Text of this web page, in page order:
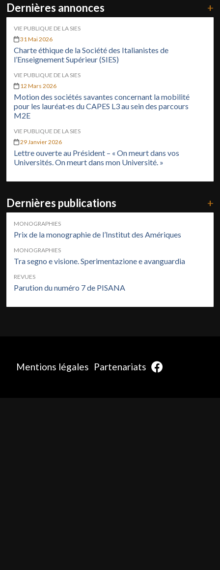
Dernières annonces +
VIE PUBLIQUE DE LA SIES
31 Mai 2026
Charte éthique de la Société des Italianistes de
l’Enseignement Supérieur (SIES)
VIE PUBLIQUE DE LA SIES
12 Mars 2026
Motion des sociétés savantes concernant la mobilité
pour les lauréat·es du CAPES L3 au sein des parcours
M2E
VIE PUBLIQUE DE LA SIES
29 Janvier 2026
Lettre ouverte au Président – « On meurt dans vos
Universités. On meurt dans mon Université. »
Dernières publications +
MONOGRAPHIES
Prix de la monographie de l’Institut des Amériques
MONOGRAPHIES
Tra segno e visione. Sperimentazione e avanguardia
REVUES
Parution du numéro 7 de PISANA
Mentions légales Partenariats